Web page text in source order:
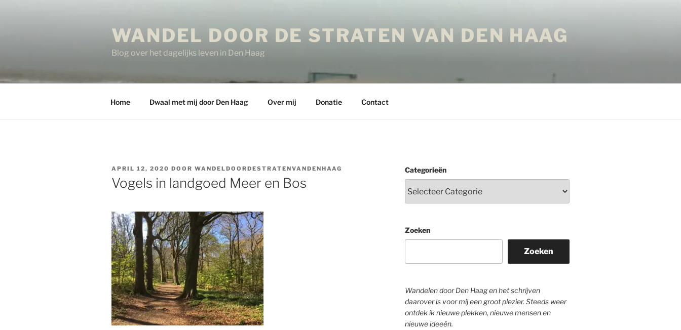
WANDEL DOOR DE STRATEN VAN DEN HAAG
Blog over het dagelijks leven in Den Haag
Home Dwaal met mij door Den Haag Over mij Donatie Contact
GEPLAATST
OP
APRIL 12, 2020 DOOR WANDELDOORDESTRATENVANDENHAAG
Vogels in landgoed Meer en Bos
Categorieën
Zoeken
Zoeken
Wandelen door Den Haag en het schrijven
daarover is voor mij een groot plezier. Steeds weer
ontdek ik nieuwe plekken, nieuwe mensen en
nieuwe ideeën.